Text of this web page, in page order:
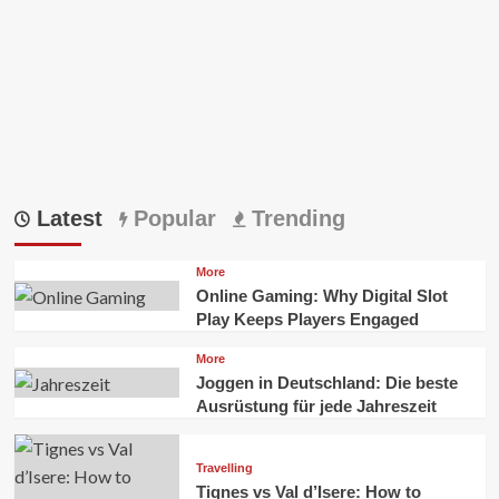
Latest Popular Trending
More
Online Gaming: Why Digital Slot
Play Keeps Players Engaged
More
Joggen in Deutschland: Die beste
Ausrüstung für jede Jahreszeit
Travelling
Tignes vs Val d’Isere: How to